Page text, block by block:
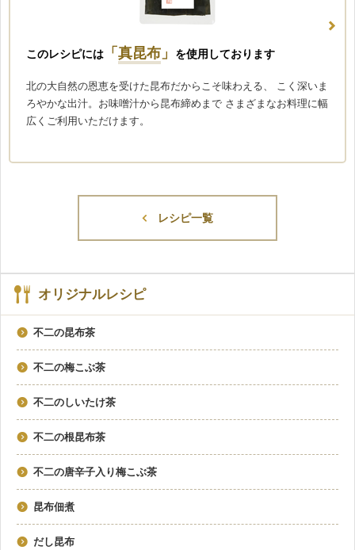
このレシピには 「 真昆布 」 を使用しております
北の大自然の恩恵を受けた昆布だからこそ味わえる、 こく深いま
ろやかな出汁。お味噌汁から昆布締めまで さまざまなお料理に幅
広くご利用いただけます。
レシピ一覧
オリジナルレシピ
不二の昆布茶
不二の梅こぶ茶
不二のしいたけ茶
不二の根昆布茶
不二の唐辛子入り梅こぶ茶
昆布佃煮
だし昆布